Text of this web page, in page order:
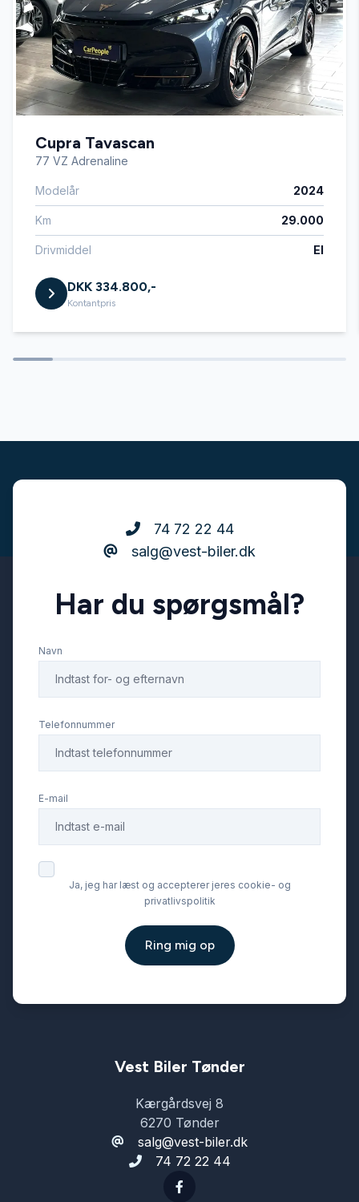
anhængertræk
antispin
app-integration
Apple CarPlay
autohold
automatisk forvarmning af batteri
Automatisk start/stop
bagagerumsdækken
bakkamera
DAB+ radio
dellæder
delvis alcantara
dynamiske blinklys
el-indstilleligt førersæde med memory
el-klapbare sidespejle med varme
Cupra Tavascan
77 VZ Adrenaline
Modelår 2024
Km 29.000
Drivmiddel El
DKK 334.800,-
Kontantpris
74 72 22 44
salg@vest-biler.dk
Har du spørgsmål?
Navn
Telefonnummer
E-mail
Ja, jeg har læst og accepterer jeres cookie- og
privatlivspolitik
Ring mig op
Vest Biler Tønder
Kærgårdsvej 8
6270 Tønder
salg@vest-biler.dk
74 72 22 44